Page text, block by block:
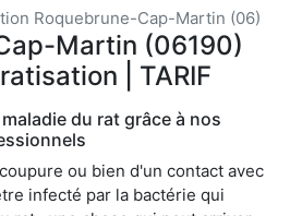
Roquebrune-Cap-Martin (06)
Martin (06190)
| TARIF
du rat grâce à nos
ou bien d'un contact avec
infecté par la bactérie qui